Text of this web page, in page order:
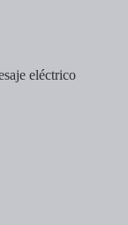
eléctrico